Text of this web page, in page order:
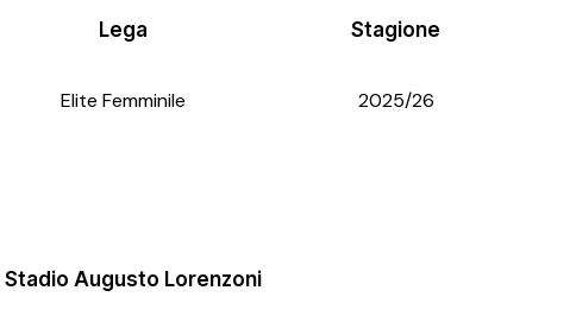
Lega Stagione
Elite Femminile 2025/26
Stadio Augusto Lorenzoni